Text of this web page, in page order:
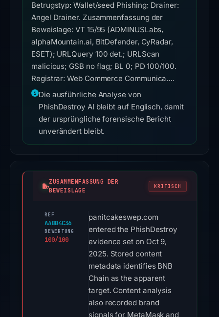
Betrugstyp: Wallet/seed Phishing; Drainer:
Angel Drainer. Zusammenfassung der
Beweislage: VT 15/95 (ADMINUSLabs,
alphaMountain.ai, BitDefender, CyRadar,
ESET); URLQuery 100 det.; URLScan
malicious; GSB no flag; BL 0; PD 100/100.
Registrar: Web Commerce Communica….
Die ausführliche Analyse von
PhishDestroy AI bleibt auf Englisch, damit
der ursprüngliche forensische Bericht
unverändert bleibt.
ZUSAMMENFASSUNG DER
BEWEISLAGE
KRITISCH
REF
AA8B4C36
BEWERTUNG
100/100
panitcakeswep.com
entered the PhishDestroy
evidence set on Oct 9,
2025. Stored content
metadata identifies BNB
Chain as the apparent
target. Content analysis
also recorded brand
signals for MetaMask and